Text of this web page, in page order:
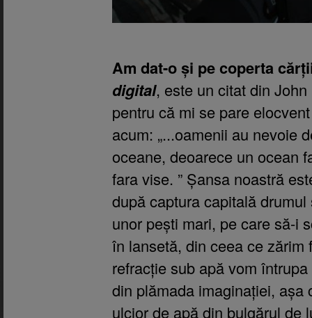
Am dat-o și pe coperta
digital, este un citat din
pentru că mi se pare
acum: „...oamenii au nevoie
oceane, deoarece un ocean
fara vise. ” Șansa noastră
după captura capitală
unor pești mari, pe care să-i
în lansetă, din ceea ce zărim
refracție sub apă vom
din plămada imaginației, așa
ulcior de apă din bulgărul de